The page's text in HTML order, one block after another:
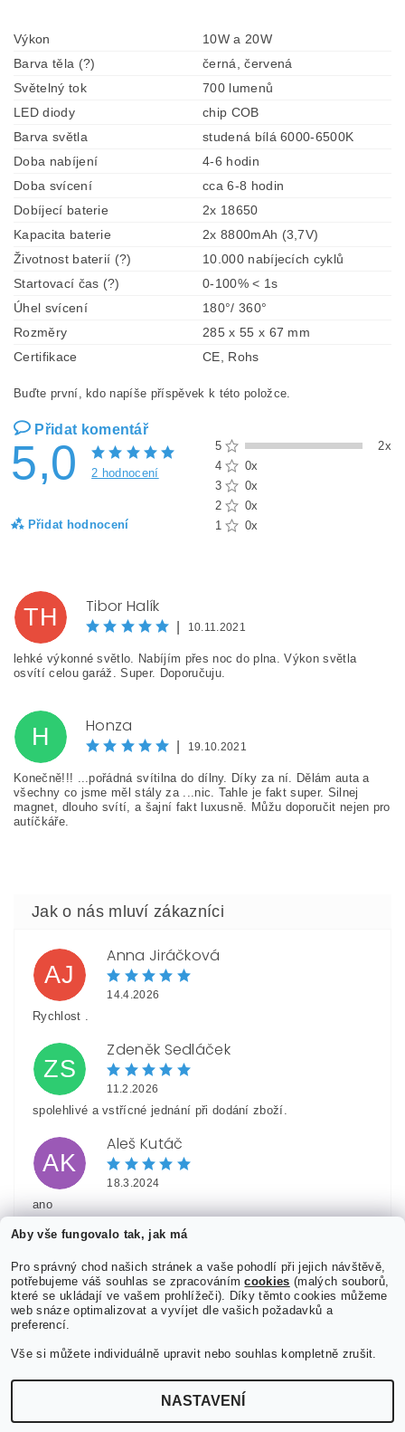
Výkon
10W a 20W
Barva těla (?)
černá, červená
Světelný tok
700 lumenů
LED diody
chip COB
Barva světla
studená bílá 6000-6500K
Doba nabíjení
4-6 hodin
Doba svícení
cca 6-8 hodin
Dobíjecí baterie
2x 18650
Kapacita baterie
2x 8800mAh (3,7V)
Životnost baterií (?)
10.000 nabíjecích cyklů
Startovací čas (?)
0-100% < 1s
Úhel svícení
180°/ 360°
Rozměry
285 x 55 x 67 mm
Certifikace
CE, Rohs
Buďte první, kdo napíše příspěvek k této položce.
Přidat komentář
5,0 2 hodnocení
Přidat hodnocení
5
2x
4
0x
3
0x
2
0x
1
0x
Vložením hodnocení souhlasíte spodmínkami ochrany
osobních údajů
TH Tibor Halík
10.11.2021
lehké výkonné světlo. Nabíjím přes noc do plna. Výkon světla
osvítí celou garáž. Super. Doporučuju.
H Honza
19.10.2021
Konečně!!! ...pořádná svítilna do dílny. Díky za ní. Dělám auta a
všechny co jsme měl stály za ...nic. Tahle je fakt super. Silnej
magnet, dlouho svítí, a šajní fakt luxusně. Můžu doporučit nejen pro
autíčkáře.
AJ
Anna Jiráčková
14.4.2026
Rychlost .
ZS
Zdeněk Sedláček
11.2.2026
spolehlivé a vstřícné jednání při dodání zboží.
AK
Aleš Kutáč
18.3.2024
ano
HK
Hynek Kukačka
29.12.2023
2026 ©JiMiShop.cz, všechna práva vyhrazenaUpravit nastavení cookies
Aby vše fungovalo tak, jak má
Pro správný chod našich stránek a vaše pohodlí při jejich návštěvě,
potřebujeme váš souhlas se zpracovánímcookies (malých souborů,
které se ukládají ve vašem prohlížeči). Díky těmto cookies můžeme
web snáze optimalizovat a vyvíjet dle vašich požadavků a
preferencí.
Vše si můžete individuálně upravit nebo souhlas kompletně zrušit.
NASTAVENÍ